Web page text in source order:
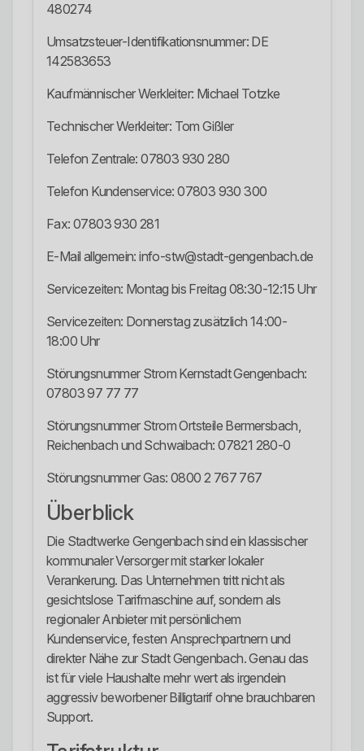
480274
Umsatzsteuer-Identifikationsnummer: DE
142583653
Kaufmännischer Werkleiter: Michael Totzke
Technischer Werkleiter: Tom Gißler
Telefon Zentrale: 07803 930 280
Telefon Kundenservice: 07803 930 300
Fax: 07803 930 281
E-Mail allgemein: info-stw@stadt-gengenbach.de
Servicezeiten: Montag bis Freitag 08:30-12:15 Uhr
Servicezeiten: Donnerstag zusätzlich 14:00-
18:00 Uhr
Störungsnummer Strom Kernstadt Gengenbach:
07803 97 77 77
Störungsnummer Strom Ortsteile Bermersbach,
Reichenbach und Schwaibach: 07821 280-0
Störungsnummer Gas: 0800 2 767 767
Überblick
Die Stadtwerke Gengenbach sind ein klassischer
kommunaler Versorger mit starker lokaler
Verankerung. Das Unternehmen tritt nicht als
gesichtslose Tarifmaschine auf, sondern als
regionaler Anbieter mit persönlichem
Kundenservice, festen Ansprechpartnern und
direkter Nähe zur Stadt Gengenbach. Genau das
ist für viele Haushalte mehr wert als irgendein
aggressiv beworbener Billigtarif ohne brauchbaren
Support.